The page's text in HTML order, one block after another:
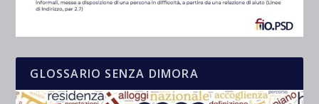
GLOSSARIO SENZA DIMORA